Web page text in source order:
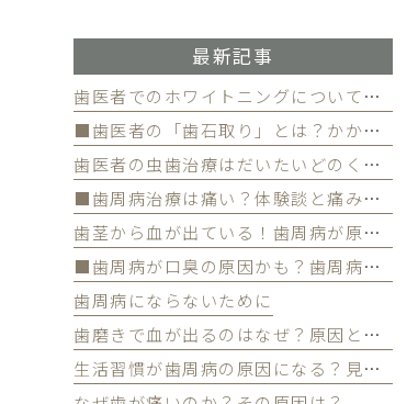
最新記事
歯医者でのホワイトニングについて徹底解
■歯医者の「歯石取り」とは？かかる費用について
歯医者の虫歯治療はだいたいどのくらい期間かかる？
■歯周病治療は痛い？体験談と痛みを軽減する方法
歯茎から血が出ている！歯周病が原因かも
■歯周病が口臭の原因かも？歯周病と口臭の関係について
歯周病にならないために
歯磨きで血が出るのはなぜ？原因と対策を解説
生活習慣が歯周病の原因になる？見直すべき習慣とは？